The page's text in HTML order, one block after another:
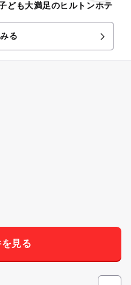
ども大満足のヒルトンホテ
る
見る